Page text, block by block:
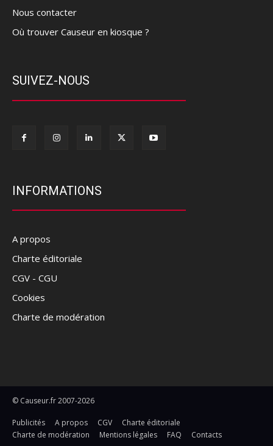
Nous contacter
Où trouver Causeur en kiosque ?
SUIVEZ-NOUS
INFORMATIONS
A propos
Charte éditoriale
CGV - CGU
Cookies
Charte de modération
© Causeur.fr 2007-2026
Publicités A propos CGV
Charte éditoriale
Charte de modération
Mentions légales FAQ Contacts